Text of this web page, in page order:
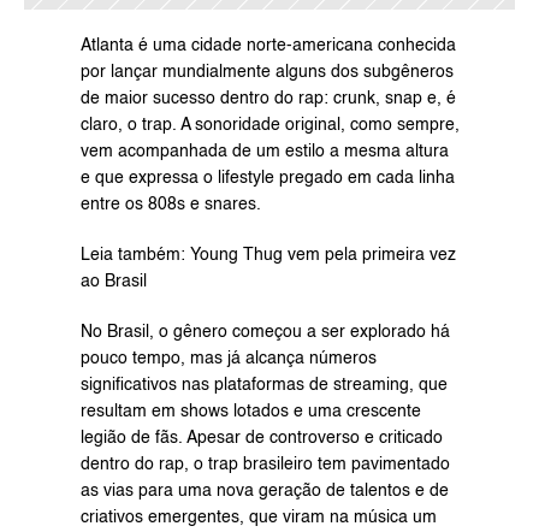
Atlanta é uma cidade norte-americana conhecida
por lançar mundialmente alguns dos subgêneros
de maior sucesso dentro do rap: crunk, snap e, é
claro, o trap. A sonoridade original, como sempre,
vem acompanhada de um estilo a mesma altura
e que expressa o lifestyle pregado em cada linha
entre os 808s e snares.
Leia também: Young Thug vem pela primeira vez
ao Brasil
No Brasil, o gênero começou a ser explorado há
pouco tempo, mas já alcança números
significativos nas plataformas de streaming, que
resultam em shows lotados e uma crescente
legião de fãs. Apesar de controverso e criticado
dentro do rap, o trap brasileiro tem pavimentado
as vias para uma nova geração de talentos e de
criativos emergentes, que viram na música um